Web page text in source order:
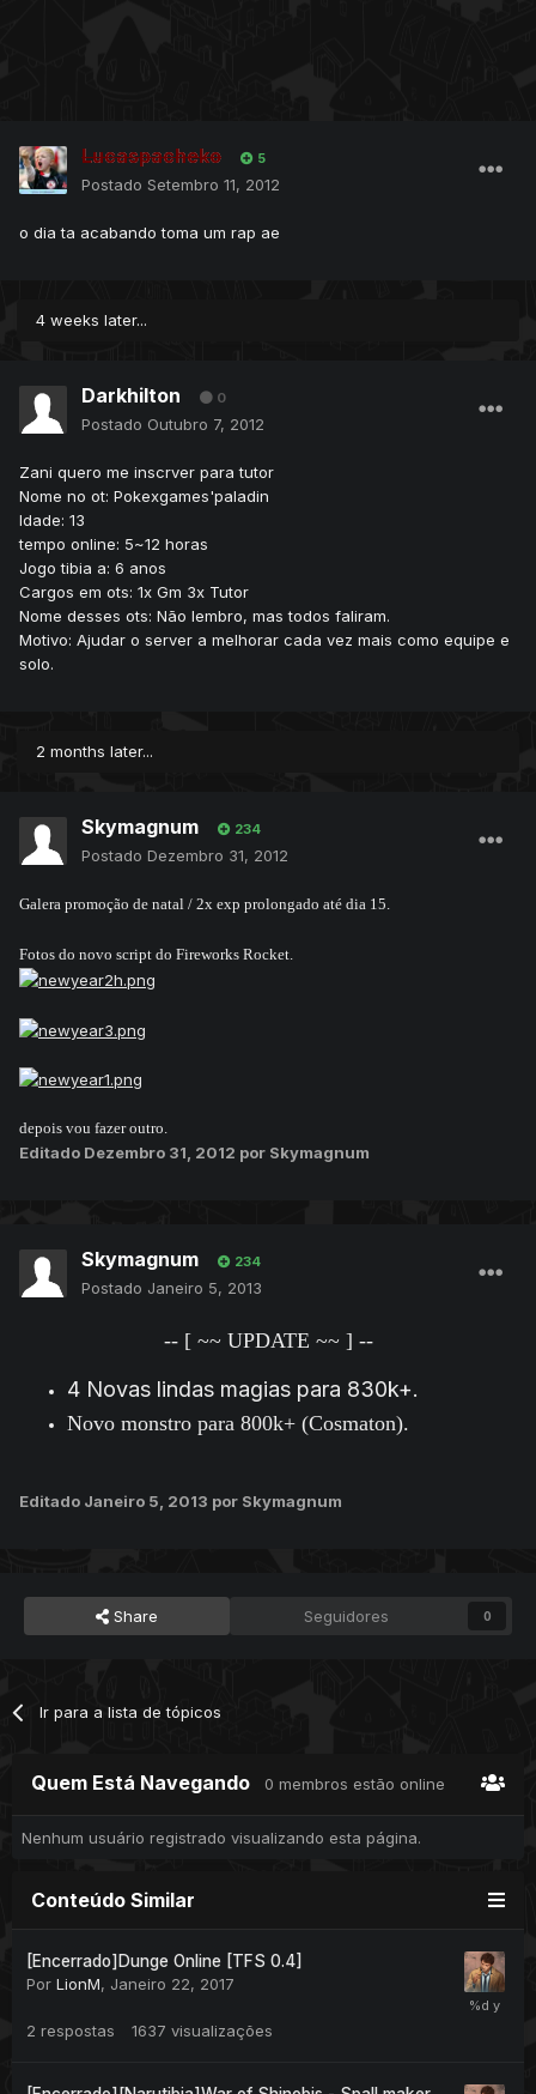
Lucaspacheko 5
Postado Setembro 11, 2012
o dia ta acabando toma um rap ae
4 weeks later...
Darkhilton 0
Postado Outubro 7, 2012
Zani quero me inscrver para tutor
Nome no ot: Pokexgames'paladin
Idade: 13
tempo online: 5~12 horas
Jogo tibia a: 6 anos
Cargos em ots: 1x Gm 3x Tutor
Nome desses ots: Não lembro, mas todos faliram.
Motivo: Ajudar o server a melhorar cada vez mais como equipe e
solo.
2 months later...
Skymagnum 234
Postado Dezembro 31, 2012
Galera promoção de natal / 2x exp prolongado até dia 15.
Fotos do novo script do Fireworks Rocket.
depois vou fazer outro.
Editado Dezembro 31, 2012 por Skymagnum
Skymagnum 234
Postado Janeiro 5, 2013
-- [ ~~ UPDATE ~~ ] --
4 Novas lindas magias para 830k+.
Novo monstro para 800k+ (Cosmaton).
Editado Janeiro 5, 2013 por Skymagnum
Share Seguidores 0
Ir para a lista de tópicos
Quem Está Navegando 0 membros estão online
Nenhum usuário registrado visualizando esta página.
Conteúdo Similar
[Encerrado]Dunge Online [TFS 0.4]
Por LionM, Janeiro 22, 2017
2 respostas 1637 visualizações